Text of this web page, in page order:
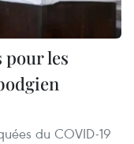
pour les
du COVID-19